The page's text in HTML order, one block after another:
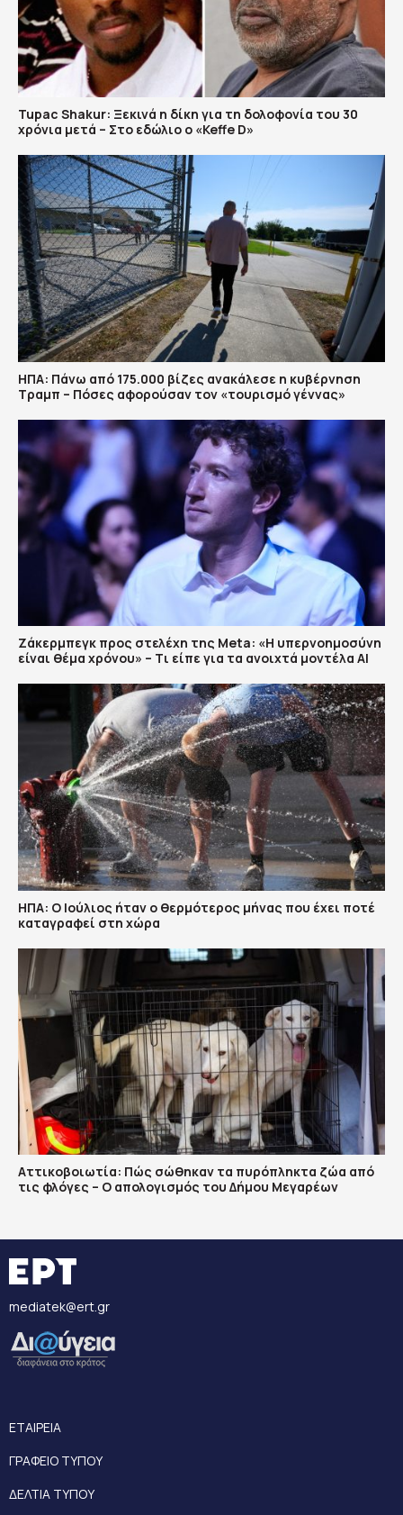
Tupac Shakur: Ξεκινά η δίκη για τη δολοφονία του 30
χρόνια μετά – Στο εδώλιο ο «Keffe D»
ΗΠΑ: Πάνω από 175.000 βίζες ανακάλεσε η κυβέρνηση
Τραμπ – Πόσες αφορούσαν τον «τουρισμό γέννας»
Ζάκερμπεγκ προς στελέχη της Μeta: «Η υπερνοημοσύνη
είναι θέμα χρόνου» – Tι είπε για τα ανοιχτά μοντέλα ΑΙ
ΗΠΑ: Ο Ιούλιος ήταν ο θερμότερος μήνας που έχει ποτέ
καταγραφεί στη χώρα
Αττικοβοιωτία: Πώς σώθηκαν τα πυρόπληκτα ζώα από
τις φλόγες – Ο απολογισμός του Δήμου Μεγαρέων
mediatek@ert.gr
ΕΤΑΙΡΕΙΑ
ΓΡΑΦΕΙΟ ΤΥΠΟΥ
ΔΕΛΤΙΑ ΤΥΠΟΥ